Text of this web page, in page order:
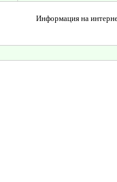
Информация на